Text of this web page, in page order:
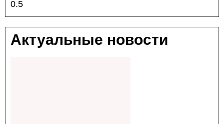
Актуальные новости